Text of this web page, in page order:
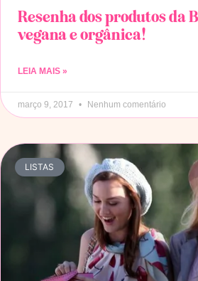
Resenha dos produtos da
vegana e orgânica!
LEIA MAIS »
março 9, 2017 Nenhum comentário
LISTAS